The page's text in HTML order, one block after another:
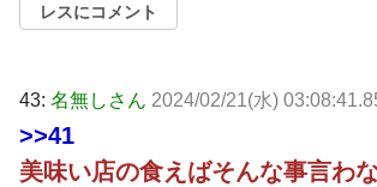
レスにコメント
43: 名無しさん 2024/02/21(水)
>>41
美味い店の食えばそんな事言わ